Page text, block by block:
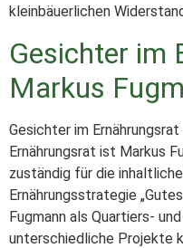
kleinbäuerlichen
Gesichter im
Markus
Gesichter im
Ernährungsrat ist Markus
zuständig für die
Ernährungsstrategie
Fugmann als Quartiers-
unterschiedliche Projekte